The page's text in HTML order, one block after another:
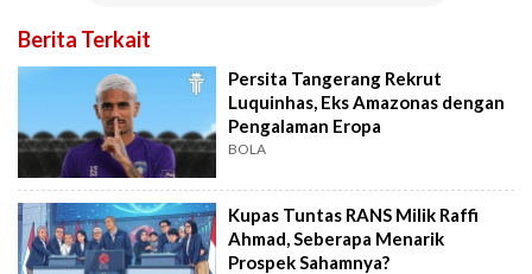
Berita Terkait
Persita Tangerang Rekrut
Luquinhas, Eks Amazonas dengan
Pengalaman Eropa
BOLA
Kupas Tuntas RANS Milik Raffi
Ahmad, Seberapa Menarik
Prospek Sahamnya?